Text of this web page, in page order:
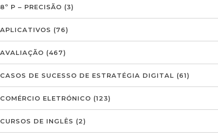
8º P – PRECISÃO (3)
APLICATIVOS (76)
AVALIAÇÃO (467)
CASOS DE SUCESSO DE ESTRATÉGIA DIGITAL (61)
COMÉRCIO ELETRÓNICO (123)
CURSOS DE INGLÊS (2)